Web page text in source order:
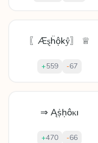
〖Æȿḧộkẙ〗 ♕
+559 -67
⇒ Ąṩḥôκı
+470 -66